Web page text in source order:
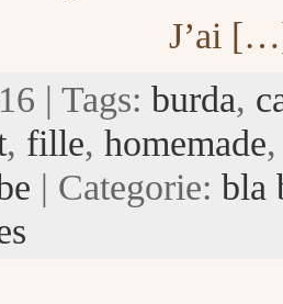
J’ai
| Tags: burda,
, fille, homemade
| Categorie: bla